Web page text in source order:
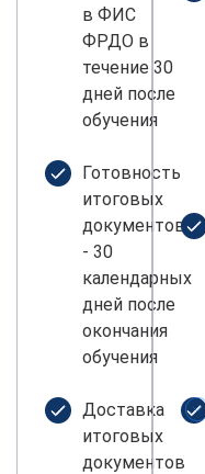
в ФИС
ФРДО в
течение 30
дней после
обучения
Готовность
итоговых
документов
- 30
календарных
дней после
окончания
обучения
Доставка
итоговых
документов